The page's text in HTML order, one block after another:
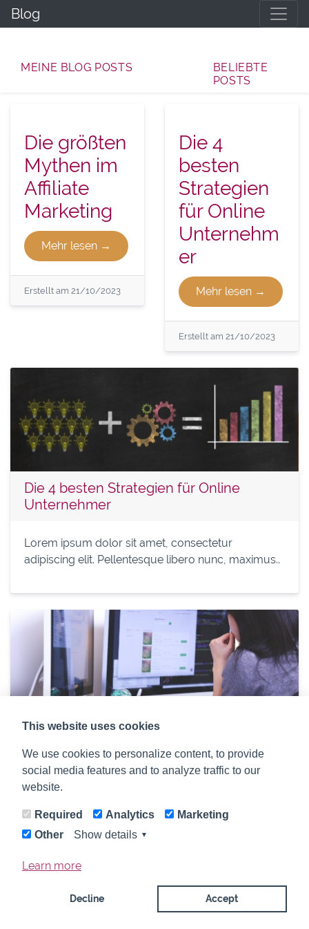
This website uses cookies
We use cookies to personalize content, to provide
social media features and to analyze traffic to our
website.
Required Analytics
Marketing
Other
Show details ▼
Learn more
Decline Accept
Blog
MEINE BLOG POSTS
BELIEBTE
POSTS
Die größten
Mythen im
Affiliate
Marketing
Mehr lesen →
Erstellt am 21/10/2023
Die 4
besten
Strategien
für Online
Unternehm
er
Mehr lesen →
Erstellt am 21/10/2023
Die 4 besten Strategien für Online
Unternehmer
Lorem ipsum dolor sit amet, consectetur
adipiscing elit. Pellentesque libero nunc, maximus..
Die größten Mythen im Affiliate
Marketing
Lorem ipsum dolor sit amet, consectetur
Datenschutzerklärung